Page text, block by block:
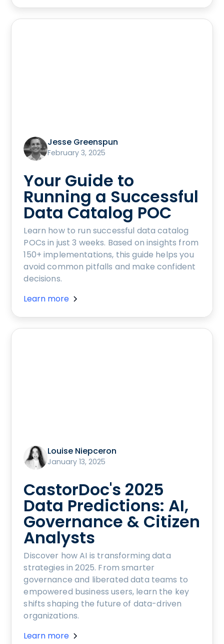
Jesse Greenspun
February 3, 2025
Your Guide to
Running a Successful
Data Catalog POC
Learn how to run successful data catalog
POCs in just 3 weeks. Based on insights from
150+ implementations, this guide helps you
avoid common pitfalls and make confident
decisions.
Learn more
Louise Niepceron
January 13, 2025
CastorDoc's 2025
Data Predictions: AI,
Governance & Citizen
Analysts
Discover how AI is transforming data
strategies in 2025. From smarter
governance and liberated data teams to
empowered business users, learn the key
shifts shaping the future of data-driven
organizations.
Learn more